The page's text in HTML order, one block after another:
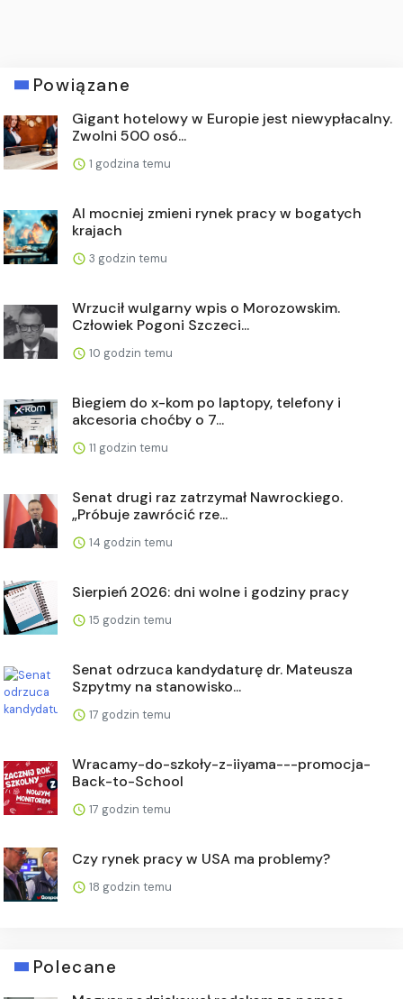
Powiązane
Gigant hotelowy w Europie jest niewypłacalny.
Zwolni 500 osó...
1 godzina temu
AI mocniej zmieni rynek pracy w bogatych
krajach
3 godzin temu
Wrzucił wulgarny wpis o Morozowskim.
Człowiek Pogoni Szczeci...
10 godzin temu
Biegiem do x-kom po laptopy, telefony i
akcesoria choćby o 7...
11 godzin temu
Senat drugi raz zatrzymał Nawrockiego.
„Próbuje zawrócić rze...
14 godzin temu
Sierpień 2026: dni wolne i godziny pracy
15 godzin temu
Senat odrzuca kandydaturę dr. Mateusza
Szpytmy na stanowisko...
17 godzin temu
Wracamy-do-szkoły-z-iiyama---promocja-
Back-to-School
17 godzin temu
Czy rynek pracy w USA ma problemy?
18 godzin temu
Polecane